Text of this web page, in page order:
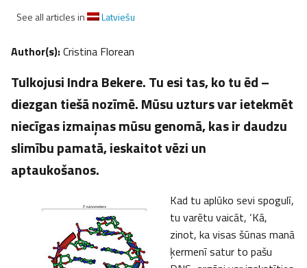
See all articles in
Latviešu
Author(s):Cristina Florean
Tulkojusi Indra Bekere. Tu esi tas, ko tu ēd –
diezgan tiešā nozīmē. Mūsu uzturs var ietekmēt
niecīgas izmaiņas mūsu genomā, kas ir daudzu
slimību pamatā, ieskaitot vēzi un
aptaukošanos.
Kad tu aplūko sevi spogulī,
tu varētu vaicāt, ‘Kā,
zinot, ka visas šūnas manā
ķermenī satur to pašu